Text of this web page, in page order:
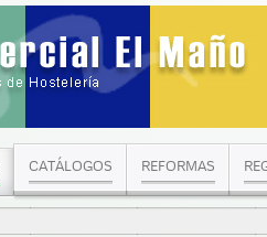
CATÁLOGOS REFORMAS